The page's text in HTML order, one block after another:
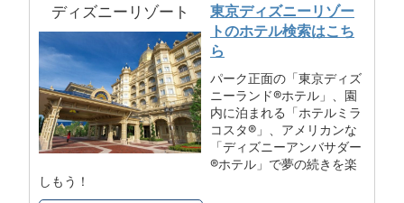
ディズニーリゾート
東京ディズニーリゾー
トのホテル検索はこち
ら
パーク正面の「東京ディズ
ニーランド®ホテル」、園
内に泊まれる「ホテルミラ
コスタ®」、アメリカンな
「ディズニーアンバサダー
®ホテル」で夢の続きを楽
しもう！